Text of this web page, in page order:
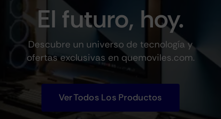
El futuro, hoy.
Descubre un universo de tecnología y
ofertas exclusivas en quemoviles.com.
Ver Todos Los Productos